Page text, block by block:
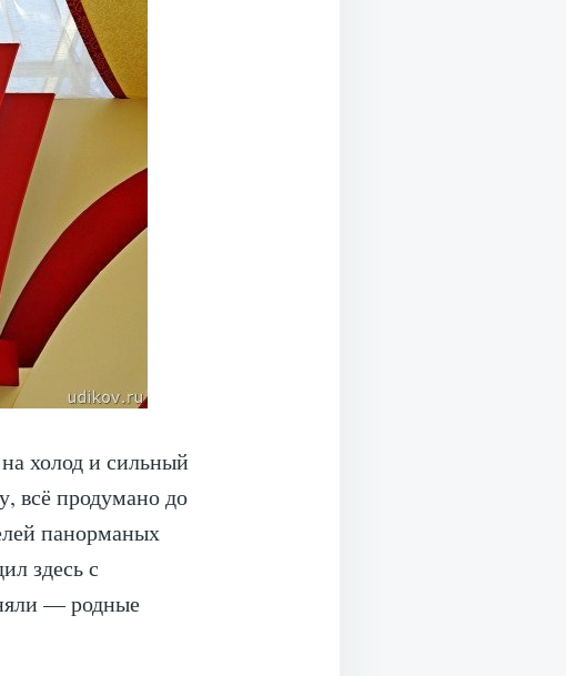
холод и сильный
всё продумано до
панорманых
здесь с
— родные